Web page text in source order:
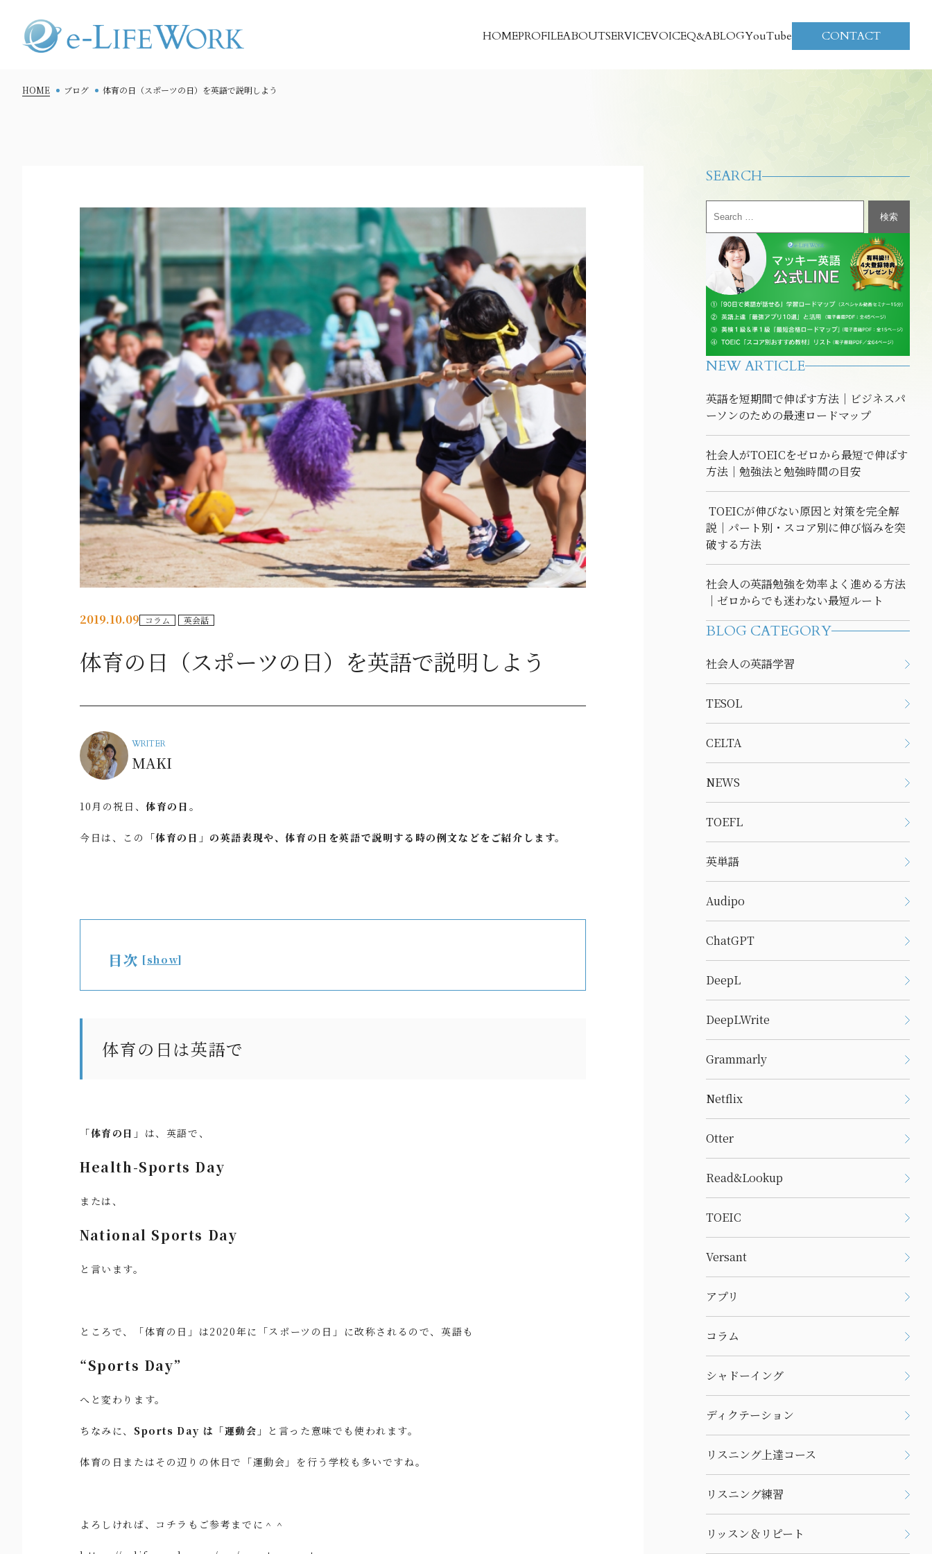
HOMEPROFILEABOUTSERVICEVOICEQ&ABLOGYouTube CONTACT
HOME ブログ 体育の日（スポーツの日）を英語で説明しよう
2019.10.09 コラム 英会話
体育の日（スポーツの日）を英語で説明しよう
WRITER
MAKI
10月の祝日、体育の日 。
今日は、この 「体育の日」の英語表現や、体育の日を英語で説明する時の例文などをご紹介します。
目次 [show]
体育の日は英語で
「体育の日」 は、英語で、
Health-Sports Day
または、
National Sports Day
と言います。
ところで、「体育の日」は2020年に「スポーツの日」に改称されるので、英語も
“Sports Day”
へと変わります。
ちなみに、 Sports Day は「運動会」 と言った意味でも使われます。
体育の日またはその辺りの休日で「運動会」を行う学校も多いですね。
よろしければ、コチラもご参考までに＾＾
SEARCH
NEW ARTICLE
英語を短期間で伸ばす方法｜ビジネスパ
ーソンのための最速ロードマップ
社会人がTOEICをゼロから最短で伸ばす
方法｜勉強法と勉強時間の目安
TOEICが伸びない原因と対策を完全解
説｜パート別・スコア別に伸び悩みを突
破する方法
社会人の英語勉強を効率よく進める方法
｜ゼロからでも迷わない最短ルート
BLOG CATEGORY
社会人の英語学習
TESOL
CELTA
NEWS
TOEFL
英単語
Audipo
ChatGPT
DeepL
DeepLWrite
Grammarly
Netflix
Otter
Read&Lookup
TOEIC
Versant
アプリ
コラム
シャドーイング
ディクテーション
リスニング上達コース
リスニング練習
リッスン＆リピート